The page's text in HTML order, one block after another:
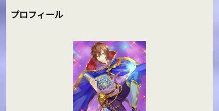
プロフィール